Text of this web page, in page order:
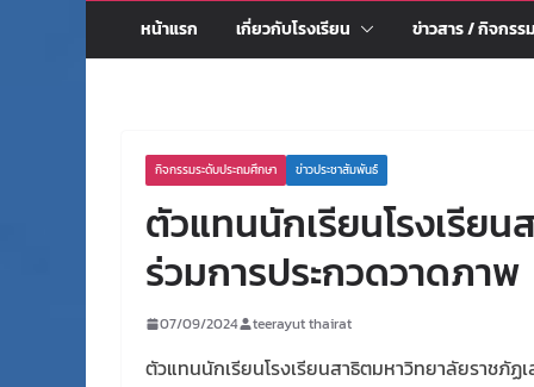
หน้าแรก เกี่ยวกับโรงเรียน ข่าวสาร / กิจกรรม
กิจกรรมระดับประถมศึกษา ข่าวประชาสัมพันธ์
ตัวแทนนักเรียนโรงเรียน
ร่วมการประกวดวาดภาพ
07/09/2024 teerayut thairat
ตัวแทนนักเรียนโรงเรียนสาธิตมหาวิทยาลัยราชภัฏ